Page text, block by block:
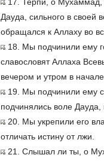
Дауда, сильного в своей
обращался к Аллаху во
18. Мы подчинили ему
славословят Аллаха
вечером и утром в начале
19. Мы подчинили ему
подчинялись воле Дауда,
20. Мы укрепили его
отличать истину от лжи.
21. Слышал ли ты, о